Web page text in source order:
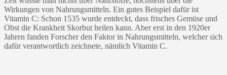
Wirkungen von Nahrungsmitteln. Ein gutes Beispiel dafür ist
Vitamin C: Schon 1535 wurde entdeckt, dass frisches Gemüse und
Obst die Krankheit Skorbut heilen kann. Aber erst in den 1920er
Jahren fanden Forscher den Faktor in Nahrungsmitteln, welcher sich
dafür verantwortlich zeichnete, nämlich Vitamin C.